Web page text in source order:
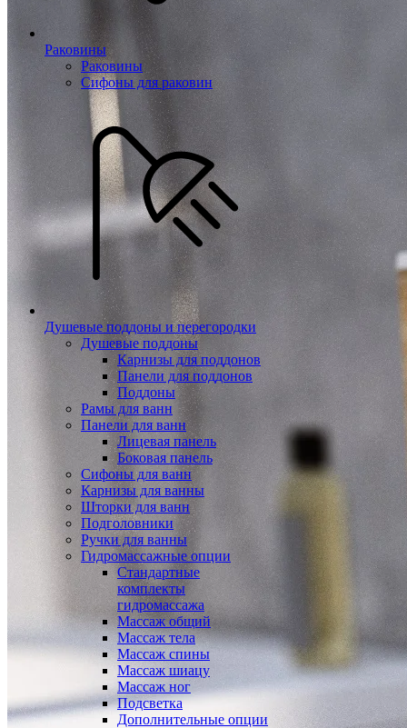
Раковины
Раковины
Сифоны для раковин
Душевые поддоны и перегородки
Душевые поддоны
Карнизы для поддонов
Панели для поддонов
Поддоны
Рамы для ванн
Панели для ванн
Лицевая панель
Боковая панель
Сифоны для ванн
Карнизы для ванны
Шторки для ванн
Подголовники
Ручки для ванны
Гидромассажные опции
Стандартные
комплекты
гидромассажа
Массаж общий
Массаж тела
Массаж спины
Массаж шиацу
Массаж ног
Подсветка
Дополнительные опции